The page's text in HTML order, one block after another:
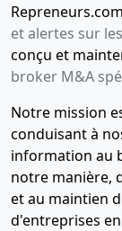
et alertes sur
conçu et
broker M&A
Notre mission
conduisant à
information au
notre manière,
et au maintien
d'entreprises